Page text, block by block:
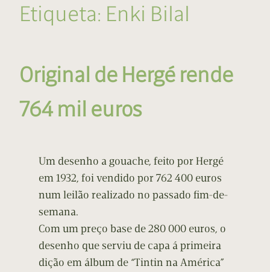
Etiqueta: Enki Bilal
Original de Hergé rende
764 mil euros
Um desenho a gouache, feito por Hergé
em 1932, foi vendido por 762 400 euros
num leilão realizado no passado fim-de-
semana.
Com um preço base de 280 000 euros, o
desenho que serviu de capa á primeira
dição em álbum de “Tintin na América”